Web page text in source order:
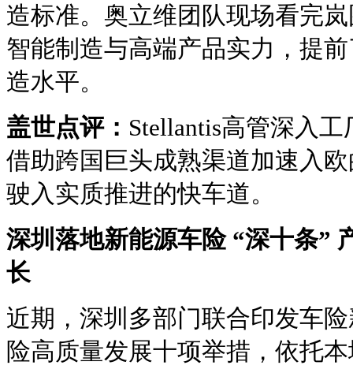
造标准。奥立维团队现场看完
智能制造与高端产品实力，提
造水平。
盖世点评： Stellantis高管深入
借助跨国巨头成熟渠道加速入
驶入实质推进的快车道。
深圳落地新能源车险 “深十条”
长
近期，深圳多部门联合印发车
险高质量发展十项举措，依托